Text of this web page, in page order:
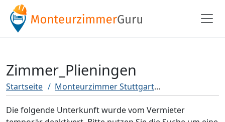
Zimmer_Plieningen
Startseite Monteurzimmer Stuttgart
Die folgende Unterkunft wurde vom Vermieter